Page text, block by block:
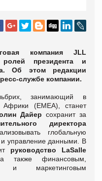
компания JLL
президента и
Об этом редакции
службе компании.
занимающий в
(EMEA), станет
Дайер сохранит за
директора
глобальную
управление данными. В
руководство LaSalle
также финансовым,
и маркетинговым